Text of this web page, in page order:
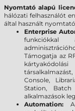
Nyomtató alapú
hálózati felhasználót
által használt
Enterprise
Támogatja az
Console,
Station,
alkalmazások
Automation: